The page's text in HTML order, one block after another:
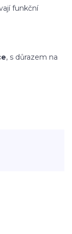
funkční
, s důrazem na